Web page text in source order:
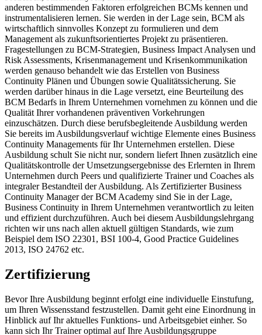
anderen bestimmenden Faktoren erfolgreichen BCMs kennen und
instrumentalisieren lernen. Sie werden in der Lage sein, BCM als
wirtschaftlich sinnvolles Konzept zu formulieren und dem
Management als zukunftsorientiertes Projekt zu präsentieren.
Fragestellungen zu BCM-Strategien, Business Impact Analysen und
Risk Assessments, Krisenmanagement und Krisenkommunikation
werden genauso behandelt wie das Erstellen von Business
Continuity Plänen und Übungen sowie Qualitätssicherung. Sie
werden darüber hinaus in die Lage versetzt, eine Beurteilung des
BCM Bedarfs in Ihrem Unternehmen vornehmen zu können und die
Qualität Ihrer vorhandenen präventiven Vorkehrungen
einzuschätzen. Durch diese berufsbegleitende Ausbildung werden
Sie bereits im Ausbildungsverlauf wichtige Elemente eines Business
Continuity Managements für Ihr Unternehmen erstellen. Diese
Ausbildung schult Sie nicht nur, sondern liefert Ihnen zusätzlich eine
Qualitätskontrolle der Umsetzungsergebnisse des Erlernten in Ihrem
Unternehmen durch Peers und qualifizierte Trainer und Coaches als
integraler Bestandteil der Ausbildung. Als Zertifizierter Business
Continuity Manager der BCM Academy sind Sie in der Lage,
Business Continuity in Ihrem Unternehmen verantwortlich zu leiten
und effizient durchzuführen. Auch bei diesem Ausbildungslehrgang
richten wir uns nach allen aktuell gültigen Standards, wie zum
Beispiel dem ISO 22301, BSI 100-4, Good Practice Guidelines
2013, ISO 24762 etc.
Zertifizierung
Bevor Ihre Ausbildung beginnt erfolgt eine individuelle Einstufung,
um Ihren Wissensstand festzustellen. Damit geht eine Einordnung in
Hinblick auf Ihr aktuelles Funktions- und Arbeitsgebiet einher. So
kann sich Ihr Trainer optimal auf Ihre Ausbildungsgruppe